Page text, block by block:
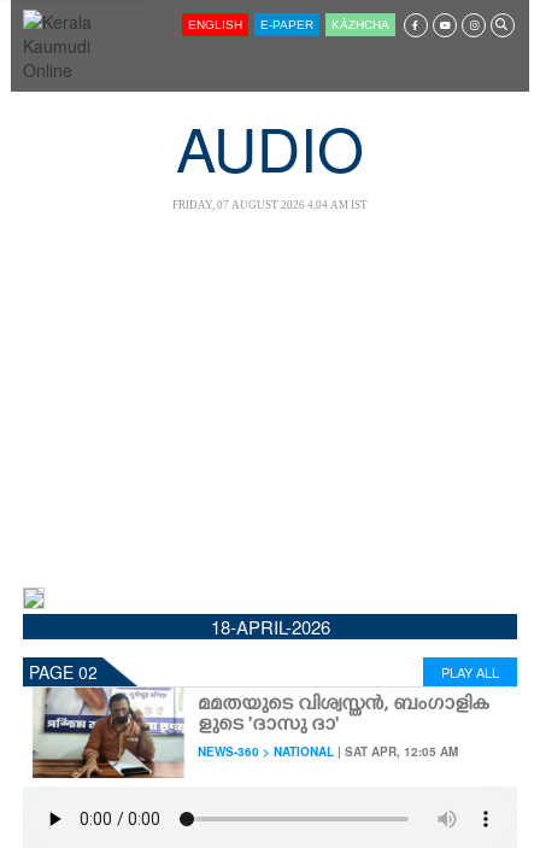
SECTIONS
HOME
PHOTOS
LIFESTYLE
ENGLISH E-PAPER KĀZHCHA
AUDIO
FRIDAY, 07 AUGUST 2026 4.04 AM IST
18-APRIL-2026
PAGE 02 PLAY ALL
മമതയുടെ വിശ്വസ്തൻ, ബംഗാളിക
ളുടെ 'ദാസു ദാ'
NEWS-360 > NATIONAL | SAT APR, 12:05 AM